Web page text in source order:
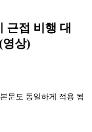
근접 비행 대
영상)
문도 동일하게 적용 됩